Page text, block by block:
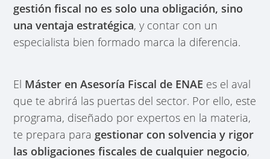
gestión fiscal no es solo una obligación, sino
una ventaja estratégica, y contar con un
especialista bien formado marca la diferencia.
El Máster en Asesoría Fiscal de ENAE es el aval
que te abrirá las puertas del sector. Por ello, este
programa, diseñado por expertos en la materia,
te prepara para gestionar con solvencia y rigor
las obligaciones fiscales de cualquier negocio,